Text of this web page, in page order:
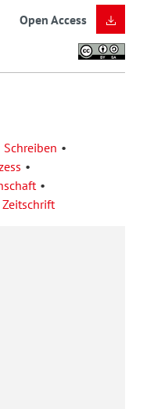
Open Access
Schreiben
Zeitschrift